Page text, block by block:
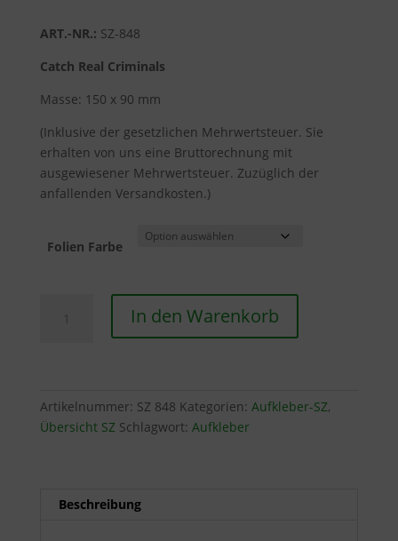
ART.-NR.: SZ-848
Catch Real Criminals
Masse: 150 x 90 mm
(Inklusive der gesetzlichen Mehrwertsteuer. Sie
erhalten von uns eine Bruttorechnung mit
ausgewiesener Mehrwertsteuer. Zuzüglich der
anfallenden Versandkosten.)
Folien Farbe
Menge
In den Warenkorb
Artikelnummer: SZ 848 Kategorien: Aufkleber-SZ,
Übersicht SZ Schlagwort: Aufkleber
Beschreibung